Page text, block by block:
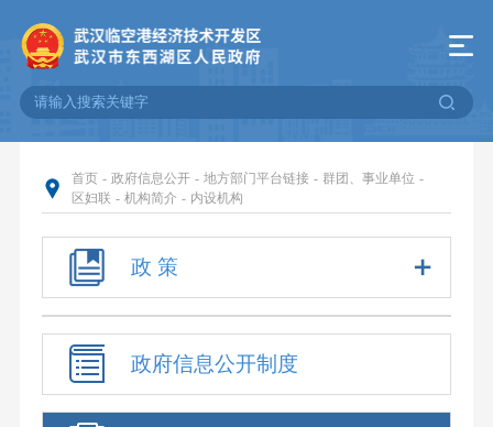
首页 - 政府信息公开 - 地方部门平台链接 - 群团、事业单位 -
区妇联 - 机构简介 - 内设机构
政 策
政府信息公开制度